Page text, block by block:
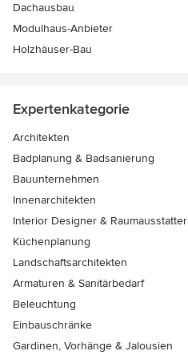
Dachausbau
Modulhaus-Anbieter
Holzhäuser-Bau
Expertenkategorie
Architekten
Badplanung & Badsanierung
Bauunternehmen
Innenarchitekten
Interior Designer & Raumausstatter
Küchenplanung
Landschaftsarchitekten
Armaturen & Sanitärbedarf
Beleuchtung
Einbauschränke
Gardinen, Vorhänge & Jalousien